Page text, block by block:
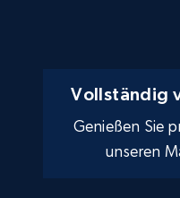
Vollständig
Genießen Sie
unseren